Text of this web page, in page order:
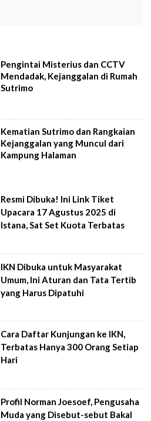
Pengintai Misterius dan CCTV
Mendadak, Kejanggalan di Rumah
Sutrimo
Kematian Sutrimo dan Rangkaian
Kejanggalan yang Muncul dari
Kampung Halaman
Resmi Dibuka! Ini Link Tiket
Upacara 17 Agustus 2025 di
Istana, Sat Set Kuota Terbatas
IKN Dibuka untuk Masyarakat
Umum, Ini Aturan dan Tata Tertib
yang Harus Dipatuhi
Cara Daftar Kunjungan ke IKN,
Terbatas Hanya 300 Orang Setiap
Hari
Profil Norman Joesoef, Pengusaha
Muda yang Disebut-sebut Bakal